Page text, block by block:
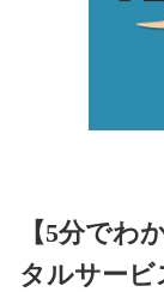
【5分でわ
タルサー